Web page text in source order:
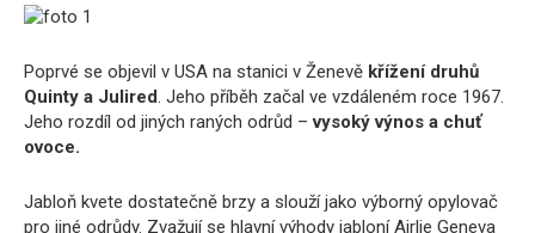
Poprvé se objevil v USA na stanici v Ženevě křížení druhů
Quinty a Julired. Jeho příběh začal ve vzdáleném roce 1967.
Jeho rozdíl od jiných raných odrůd –vysoký výnos a chuť
ovoce.
Jabloň kvete dostatečně brzy a slouží jako výborný opylovač
pro jiné odrůdy. Zvažují se hlavní výhody jabloní Airlie Geneva